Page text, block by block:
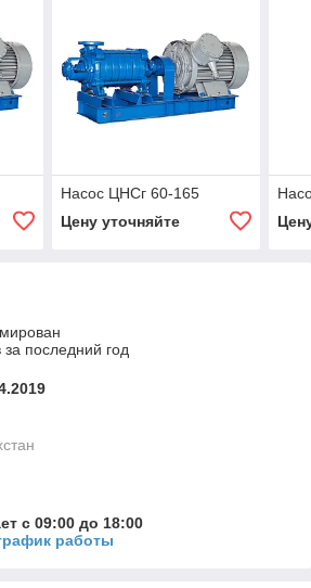
Насос ЦНСг 60-165
Цену уточняйте
последний год
с 09:00 до 18:00
работы